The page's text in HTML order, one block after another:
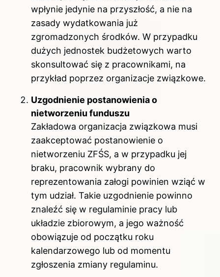
wpłynie jedynie na przyszłość, a nie na
zasady wydatkowania już
zgromadzonych środków. W przypadku
dużych jednostek budżetowych warto
skonsultować się z pracownikami, na
przykład poprzez organizacje związkowe.
Uzgodnienie postanowienia o
nietworzeniu funduszu
Zakładowa organizacja związkowa musi
zaakceptować postanowienie o
nietworzeniu ZFŚS, a w przypadku jej
braku, pracownik wybrany do
reprezentowania załogi powinien wziąć w
tym udział. Takie uzgodnienie powinno
znaleźć się w regulaminie pracy lub
układzie zbiorowym, a jego ważność
obowiązuje od początku roku
kalendarzowego lub od momentu
zgłoszenia zmiany regulaminu.